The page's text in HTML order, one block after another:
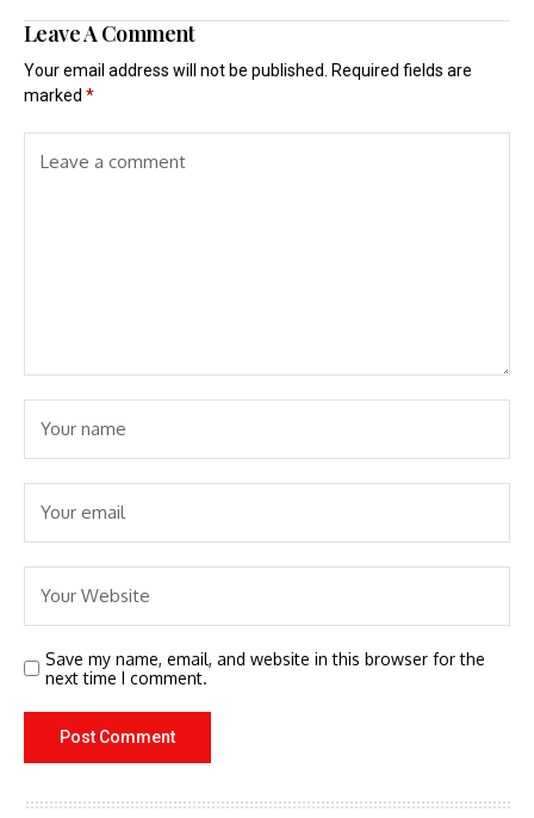
Leave A Comment
Your email address will not be published. Required fields are
marked *
Save my name, email, and website in this browser for the
next time I comment.